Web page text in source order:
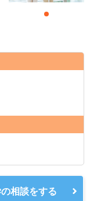
相談をする